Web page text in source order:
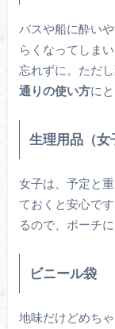
バスや船に酔いや
らくなってしま
忘れずに。ただ
通りの使い方に
生理用品（女
女子は、予定と
ておくと安心で
るので、ポーチ
ビニール袋
地味だけどめち